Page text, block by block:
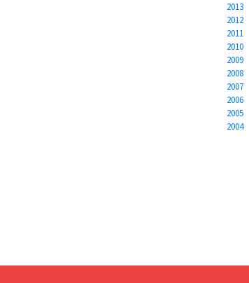
2013
2012
2011
2010
2009
2008
2007
2006
2005
2004